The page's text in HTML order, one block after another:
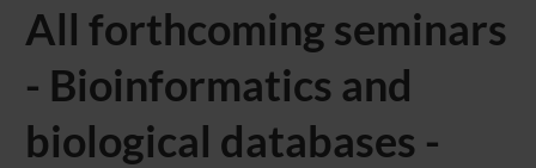
All forthcoming seminars
- Bioinformatics and
biological databases -